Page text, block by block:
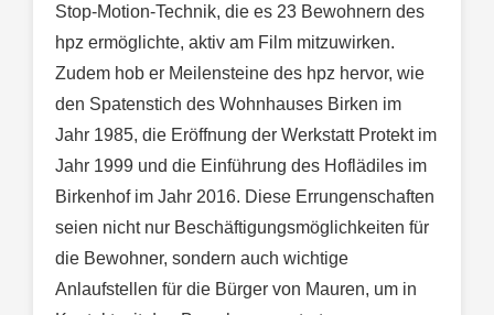
Stop-Motion-Technik, die es 23 Bewohnern des
hpz ermöglichte, aktiv am Film mitzuwirken.
Zudem hob er Meilensteine des hpz hervor, wie
den Spatenstich des Wohnhauses Birken im
Jahr 1985, die Eröffnung der Werkstatt Protekt im
Jahr 1999 und die Einführung des Hoflädiles im
Birkenhof im Jahr 2016. Diese Errungenschaften
seien nicht nur Beschäftigungsmöglichkeiten für
die Bewohner, sondern auch wichtige
Anlaufstellen für die Bürger von Mauren, um in